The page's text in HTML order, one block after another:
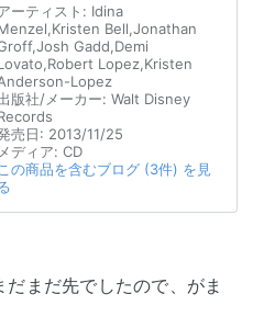
ーティスト: Idina
Bell,Jonathan
Gadd,Demi
Lopez,Kristen
Lopez
版社/メーカー: Walt Disney
売日: 2013/11/25
メディア: CD
この商品を含むブログ (3件) を見
まだ先でしたので、がま